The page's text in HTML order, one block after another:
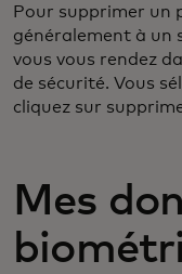
Pour supprimer un
généralement à un
vous vous rendez
de sécurité. Vous
cliquez sur
Mes